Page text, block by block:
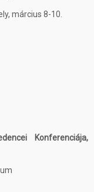
március 8-10.
Konferenciája,